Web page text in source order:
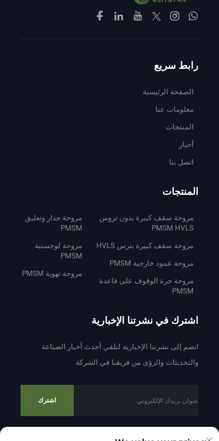
رابط سريع
الصفحة الرئيسية
معلومات عنا
المنتجات
أخبار
اتصل بنا
المنتجات
مروحة سقف كبيرة بدون تروس
PMSM HVLS
مروحة سقف كبيرة بترس HVLS
مروحة عمود خارجية PMSM
مروحة حرة الوقوف على قاعدة
PMSM
مروحة جدار وتعليق
PMSM
مروحة لوجستية
PMSM
مروحة تهوية PMSM
اشترك في نشرتنا الإخبارية
انضم إلى نشرتنا الإخبارية لتلقي أحدث أخبار الصناعة
والتحديثات والرؤى من فريقنا في الشركة
اشترك